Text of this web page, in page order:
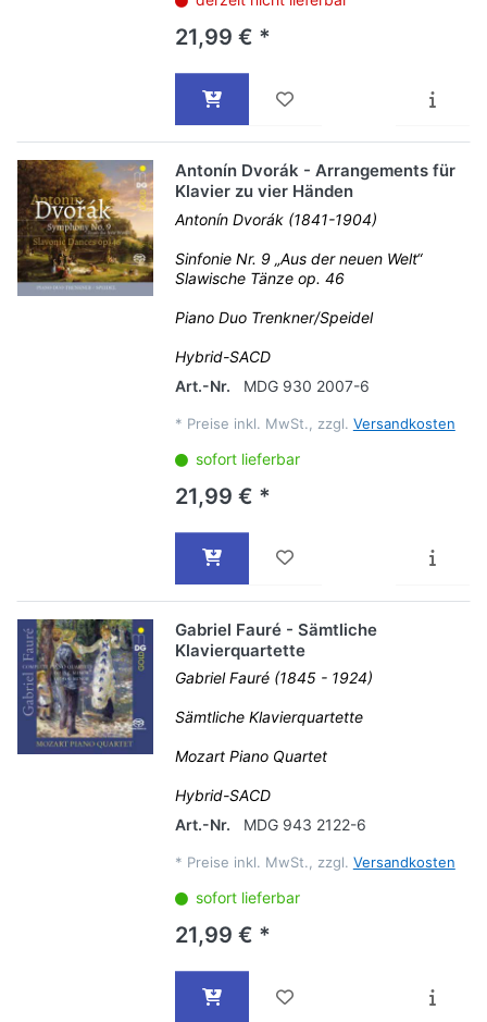
21,99 € *
Antonín Dvorák - Arrangements für
Klavier zu vier Händen
Antonín Dvorák (1841-1904)
Sinfonie Nr. 9 „Aus der neuen Welt“
Slawische Tänze op. 46
Piano Duo Trenkner/Speidel
Hybrid-SACD
Art.-Nr.
MDG 930 2007-6
* Preise inkl. MwSt., zzgl. Versandkosten
sofort lieferbar
21,99 € *
Gabriel Fauré - Sämtliche
Klavierquartette
Gabriel Fauré (1845 - 1924)
Sämtliche Klavierquartette
Mozart Piano Quartet
Hybrid-SACD
Art.-Nr.
MDG 943 2122-6
* Preise inkl. MwSt., zzgl. Versandkosten
sofort lieferbar
21,99 € *